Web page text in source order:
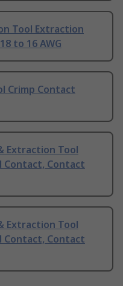
Tool Extraction
to 16 AWG
Crimp Contact
Extraction Tool
Contact
Extraction Tool
Contact